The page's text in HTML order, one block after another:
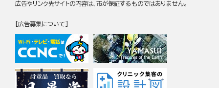
広告やリンク先サイトの内容は、市が保証するものではありません。
[広告募集について